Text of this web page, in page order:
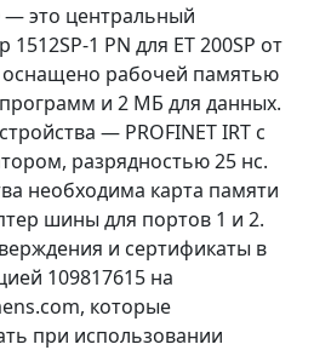
— это центральный
1 PN для ET 200SP от
оснащено рабочей памятью
и 2 МБ для данных.
— PROFINET IRT с
разрядностью 25 нс.
необходима карта памяти
шины для портов 1 и 2.
и сертификаты в
109817615 на
которые
при использовании